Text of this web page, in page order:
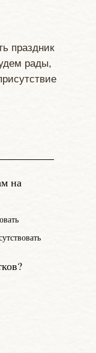
праздник
рады,
на